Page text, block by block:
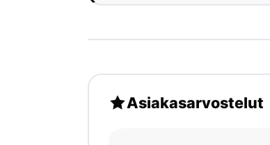
Asiakasarvostelut